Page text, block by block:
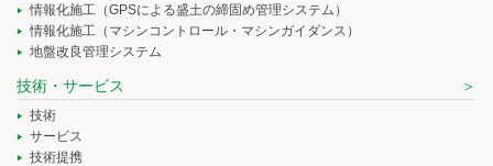
情報化施工（GPSによる盛土の締固め管理システム）
情報化施工（マシンコントロール・マシンガイダンス）
地盤改良管理システム
技術・サービス
技術
サービス
技術提携